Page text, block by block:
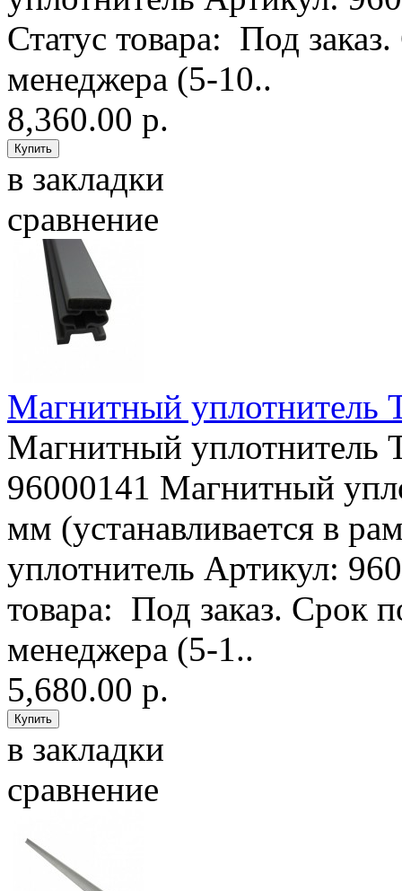
Статус товара: Под
менеджера (5-10..
8,360.00 р.
в закладки
сравнение
Магнитный уплотнитель
Магнитный уплотнитель
96000141 Магнитный
мм (устанавливается в
уплотнитель Артикул:
товара: Под заказ. Срок
менеджера (5-1..
5,680.00 р.
в закладки
сравнение